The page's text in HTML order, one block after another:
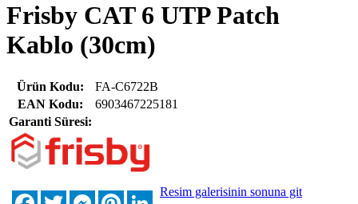
Frisby CAT 6 UTP Patch
Kablo (30cm)
Ürün Kodu:
FA-C6722B
EAN Kodu:
6903467225181
Garanti Süresi:
FacebookTwitterMessengerPinterestLinkedIn
Resim galerisinin sonuna git